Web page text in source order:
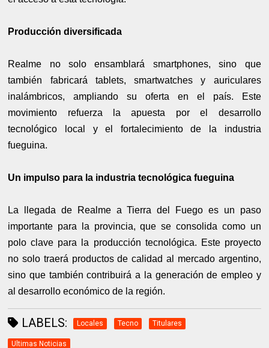
Producción diversificada
Realme no solo ensamblará smartphones, sino que
también fabricará tablets, smartwatches y auriculares
inalámbricos, ampliando su oferta en el país. Este
movimiento refuerza la apuesta por el desarrollo
tecnológico local y el fortalecimiento de la industria
fueguina.
Un impulso para la industria tecnológica fueguina
La llegada de Realme a Tierra del Fuego es un paso
importante para la provincia, que se consolida como un
polo clave para la producción tecnológica. Este proyecto
no solo traerá productos de calidad al mercado argentino,
sino que también contribuirá a la generación de empleo y
al desarrollo económico de la región.
LABELS: Locales Tecno Titulares
Ultimas Noticias